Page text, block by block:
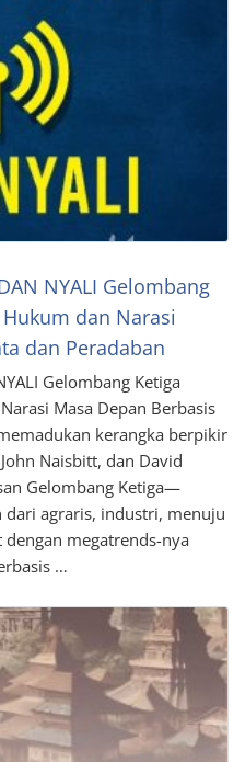
NYALI Gelombang
dan Narasi
dan Peradaban
Gelombang Ketiga
Masa Depan Berbasis
kerangka berpikir
Naisbitt, dan David
Gelombang Ketiga—
dari agraris, industri, menuju
megatrends-nya
…